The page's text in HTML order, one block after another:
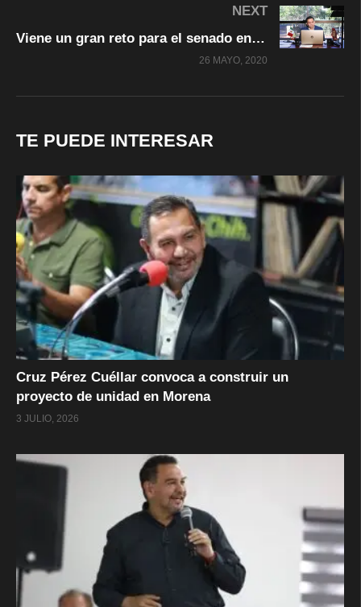
NEXT
Viene un gran reto para el senado en el tema económico: Cruz Pérez Cuéllar
26 MAYO, 2020
TE PUEDE INTERESAR
Cruz Pérez Cuéllar convoca a construir un
proyecto de unidad en Morena
3 JULIO, 2026